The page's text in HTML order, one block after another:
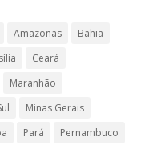
Amazonas
Bahia
Ceará
Maranhão
Minas Gerais
Pará
Pernambuco